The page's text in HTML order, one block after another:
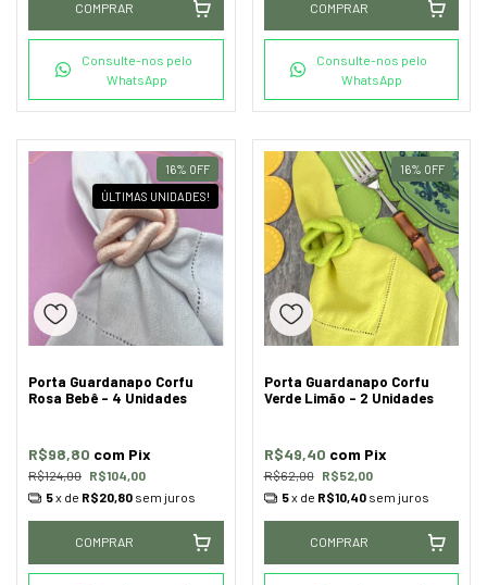
COMPRAR
Consulte-nos pelo
WhatsApp
COMPRAR
Consulte-nos pelo
WhatsApp
16% OFF
ÚLTIMAS UNIDADES!
Porta Guardanapo Corfu
Rosa Bebê - 4 Unidades
R$124,00 R$104,00
R$98,80 com Pix
5x de R$20,80 sem juros
COMPRAR
16% OFF
Porta Guardanapo Corfu
Verde Limão - 2 Unidades
R$62,00 R$52,00
R$49,40 com Pix
5x de R$10,40 sem juros
COMPRAR